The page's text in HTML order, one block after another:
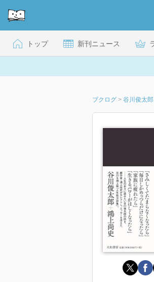
トップ 新刊ニュース
ブクログ > 谷川俊太郎